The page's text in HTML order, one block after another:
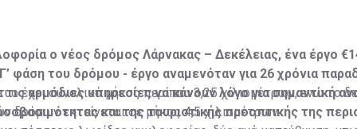
ο νέος δρόμος Λάρνακας – Δεκέλειας, ένα έργο
φάση του δρόμου - έργο αναμενόταν για 26 χρόνια
αρμόδιες υπηρεσίες να κάνουν λόγο για σημαντική
και της τουριστικής προοπτικής της
έχει συνολικό μήκος περίπου 3,25 χιλιομέτρων, ενώ το
δρόμων εκτείνεται σε μήκος 4,5 χιλιομέτρων.